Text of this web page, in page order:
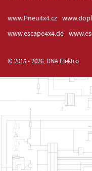
www.Pneu4x4.cz
www.escape4x4.de
© 2015 - 2026, DNA Elektro